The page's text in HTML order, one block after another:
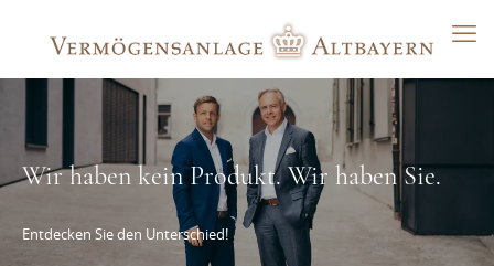
Wir haben kein Produkt. Wir haben Sie.
Entdecken Sie den Unterschied!